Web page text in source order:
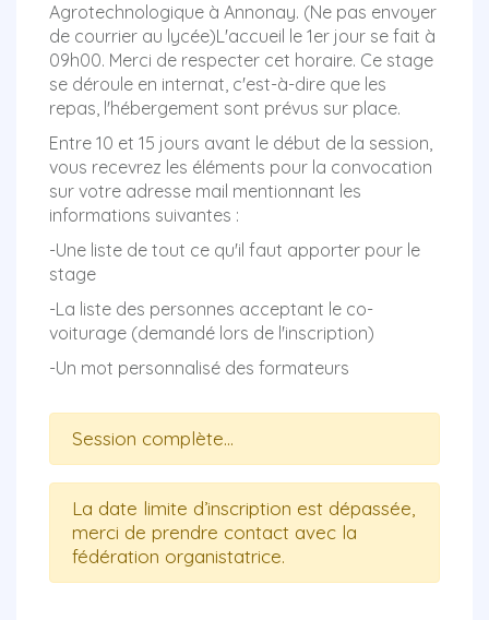
Agrotechnologique à Annonay. (Ne pas envoyer
de courrier au lycée)L'accueil le 1er jour se fait à
09h00. Merci de respecter cet horaire. Ce stage
se déroule en internat, c'est-à-dire que les
repas, l'hébergement sont prévus sur place.
Entre 10 et 15 jours avant le début de la session,
vous recevrez les éléments pour la convocation
sur votre adresse mail mentionnant les
informations suivantes :
-Une liste de tout ce qu'il faut apporter pour le
stage
-La liste des personnes acceptant le co-
voiturage (demandé lors de l'inscription)
-Un mot personnalisé des formateurs
Session complète...
La date limite d’inscription est dépassée,
merci de prendre contact avec la
fédération organistatrice.